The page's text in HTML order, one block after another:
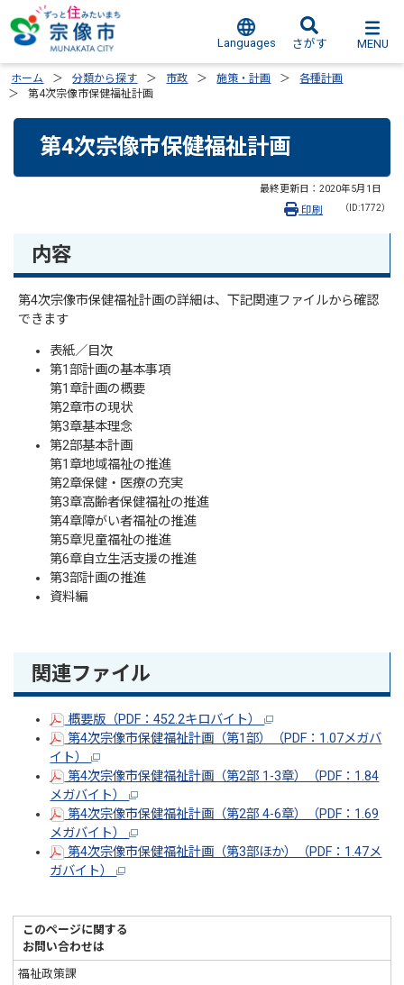
Languages さがす MENU
ホーム 分類から探す 市政 施策・計画
各種計画
第4次宗像市保健福祉計画
第4次宗像市保健福祉計画
最終更新日： 2020年5月1日
（ID:1772）
印刷
内容
第4次宗像市保健福祉計画の詳細は、下記関連ファイルから確認
できます
表紙／目次
第1部計画の基本事項
第1章計画の概要
第2章市の現状
第3章基本理念
第2部基本計画
第1章地域福祉の推進
第2章保健・医療の充実
第3章高齢者保健福祉の推進
第4章障がい者福祉の推進
第5章児童福祉の推進
第6章自立生活支援の推進
第3部計画の推進
資料編
関連ファイル
概要版（PDF：452.2キロバイト）
第4次宗像市保健福祉計画（第1部）（PDF：1.07メガバ
イト）
第4次宗像市保健福祉計画（第2部 1-3章）（PDF：1.84
メガバイト）
第4次宗像市保健福祉計画（第2部 4-6章）（PDF：1.69
メガバイト）
第4次宗像市保健福祉計画（第3部ほか）（PDF：1.47メ
ガバイト）
このページに関する
お問い合わせは
福祉政策課